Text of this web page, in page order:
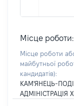
Місце роботи:
Місце роботи
майбутньої
кандидатів):
КАМ'ЯНЕЦЬ-
АДМІНІСТРАЦІЯ